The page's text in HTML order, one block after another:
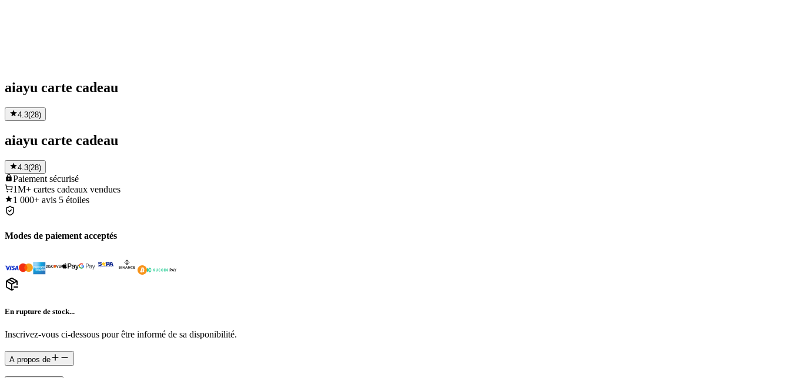
aiayu carte cadeau
4.3(28)
aiayu carte cadeau
4.3(28)
Paiement sécurisé
1M+ cartes cadeaux vendues
1 000+ avis 5 étoiles
Modes de paiement acceptés
En rupture de stock...
Inscrivez-vous ci-dessous pour être informé de sa disponibilité.
A propos de